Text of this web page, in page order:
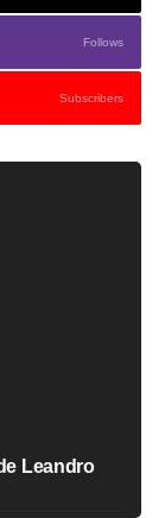
Follows
Subscribers
Leandro